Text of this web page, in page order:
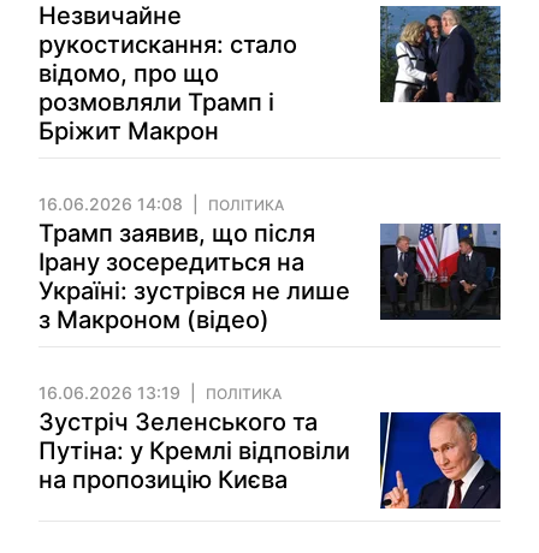
Незвичайне
рукостискання: стало
відомо, про що
розмовляли Трамп і
Бріжит Макрон
16.06.2026 14:08 ПОЛІТИКА
Трамп заявив, що після
Ірану зосередиться на
Україні: зустрівся не лише
з Макроном (відео)
16.06.2026 13:19 ПОЛІТИКА
Зустріч Зеленського та
Путіна: у Кремлі відповіли
на пропозицію Києва